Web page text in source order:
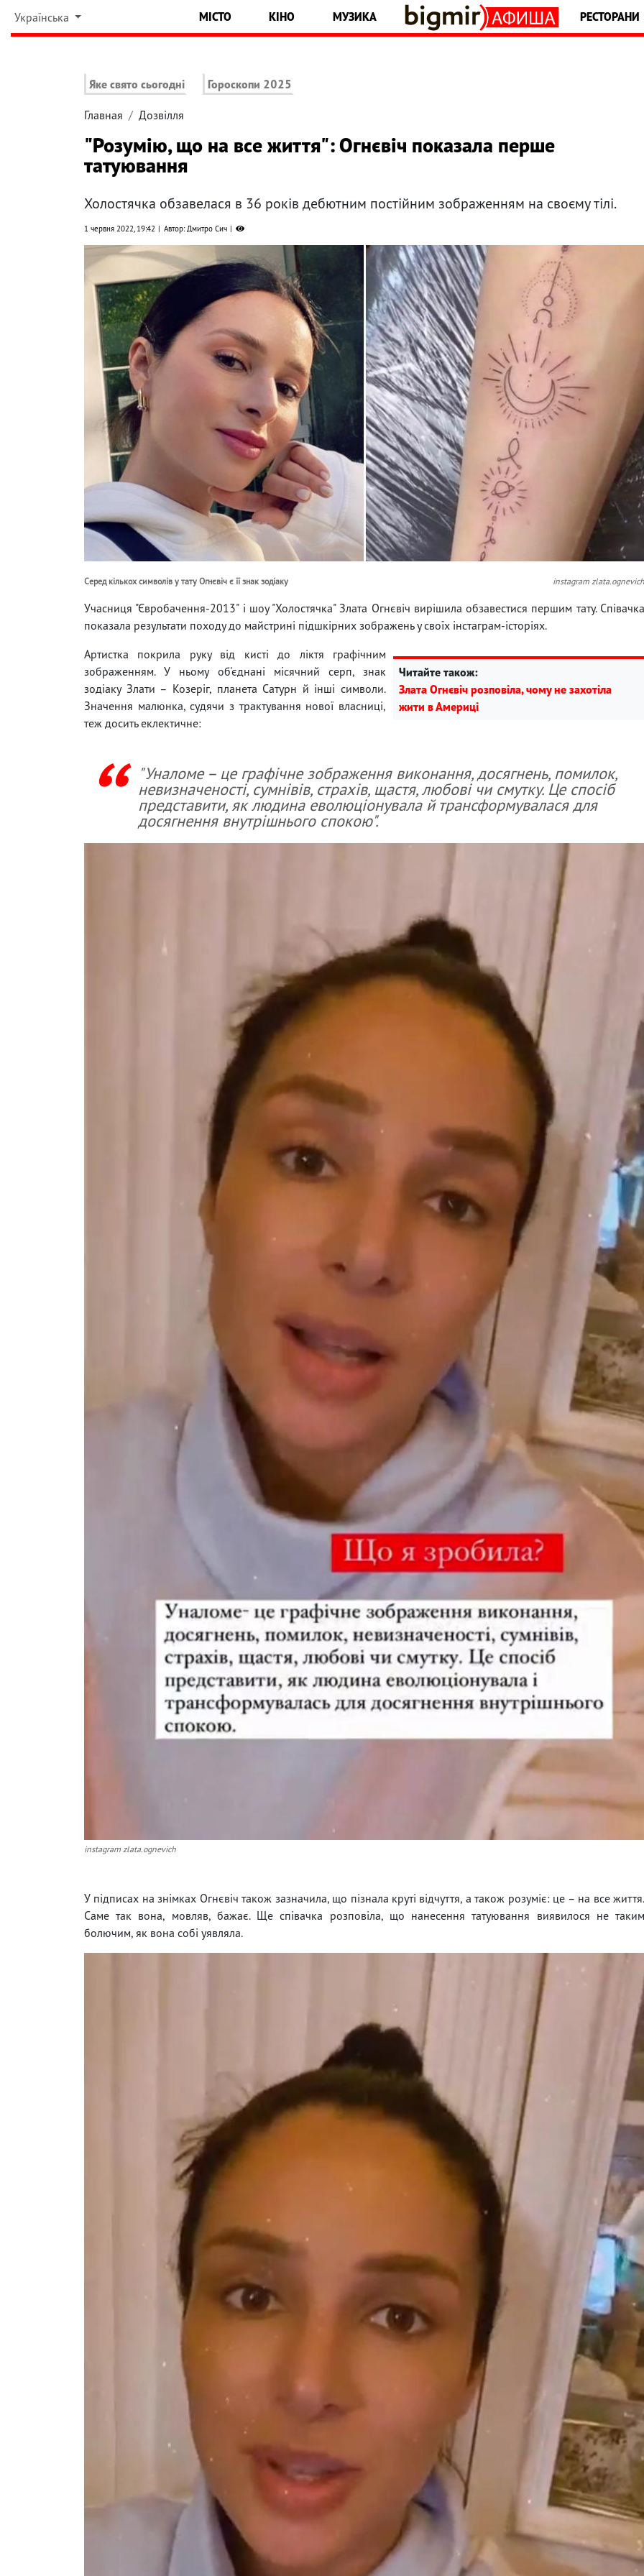
Українська МІСТО КІНО МУЗИКА РЕСТОРАНИ
Яке свято сьогодні Гороскопи 2025
Главная Дозвілля
"Розумію, що на все життя": Огнєвіч показала перше
татуювання
Холостячка обзавелася в 36 років дебютним постійним зображенням на своєму тілі.
1 червня 2022, 19:42 Автор: Дмитро Сич
Серед кількох символів у тату Огнєвіч є її знак зодіаку instagram zlata.ognevich
Учасниця "Євробачення-2013" і шоу "Холостячка" Злата Огнєвіч вирішила обзавестися першим тату. Співачка
показала результати походу до майстрині підшкірних зображень у своїх інстаграм-історіях.
Читайте також:
Злата Огнєвіч розповіла, чому не захотіла
жити в Америці
Артистка покрила руку від кисті до ліктя графічним
зображенням. У ньому об'єднані місячний серп, знак
зодіаку Злати – Козеріг, планета Сатурн й інші символи.
Значення малюнка, судячи з трактування нової власниці,
теж досить еклектичне:
"Уналоме – це графічне зображення виконання, досягнень, помилок,
невизначеності, сумнівів, страхів, щастя, любові чи смутку. Це спосіб
представити, як людина еволюціонувала й трансформувалася для
досягнення внутрішнього спокою".
instagram zlata.ognevich
У підписах на знімках Огнєвіч також зазначила, що пізнала круті відчуття, а також розуміє: це – на все життя.
Саме так вона, мовляв, бажає. Ще співачка розповіла, що нанесення татуювання виявилося не таким
болючим, як вона собі уявляла.